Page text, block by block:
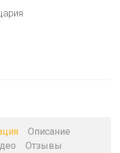
Описание
Отзывы